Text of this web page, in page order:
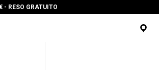
- RESO GRATUITO